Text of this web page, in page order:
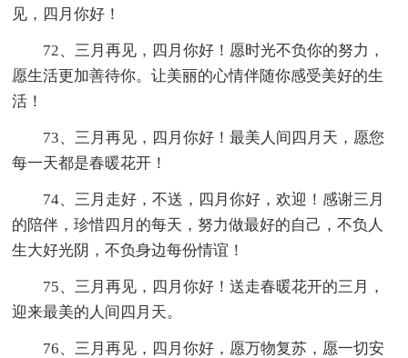
见，四月你好！
72、三月再见，四月你好！愿时光不负你的努力，
愿生活更加善待你。让美丽的心情伴随你感受美好的生
活！
73、三月再见，四月你好！最美人间四月天，愿您
每一天都是春暖花开！
74、三月走好，不送，四月你好，欢迎！感谢三月
的陪伴，珍惜四月的每天，努力做最好的自己，不负人
生大好光阴，不负身边每份情谊！
75、三月再见，四月你好！送走春暖花开的三月，
迎来最美的人间四月天。
76、三月再见，四月你好，愿万物复苏，愿一切安